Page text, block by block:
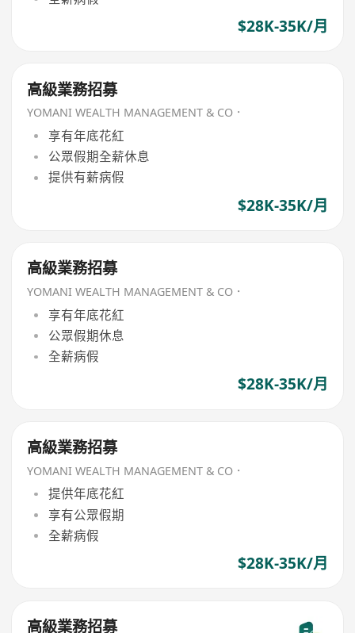
$28K-35K/月
高級業務招募
YOMANI WEALTH MANAGEMENT & CO．
享有年底花紅
公眾假期全薪休息
提供有薪病假
$28K-35K/月
高級業務招募
YOMANI WEALTH MANAGEMENT & CO．
享有年底花紅
公眾假期休息
全薪病假
$28K-35K/月
高級業務招募
YOMANI WEALTH MANAGEMENT & CO．
提供年底花紅
享有公眾假期
全薪病假
$28K-35K/月
高級業務招募